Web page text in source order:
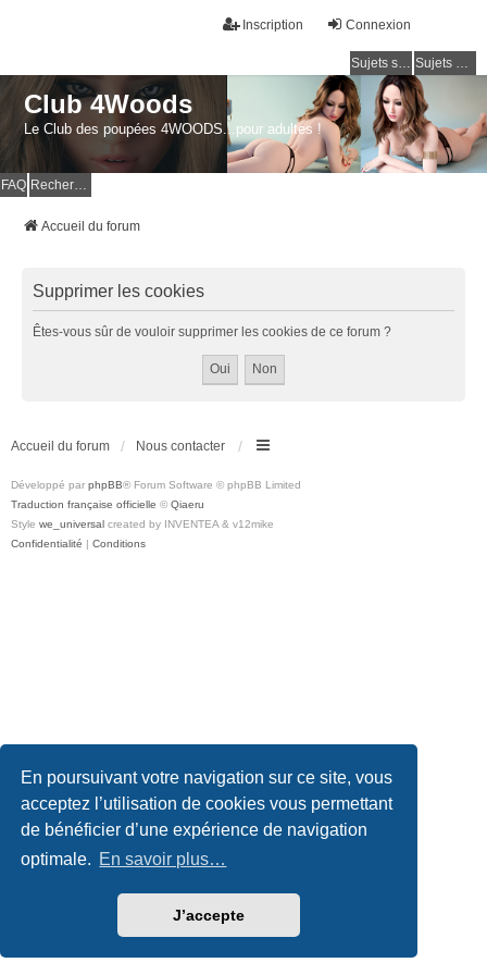
En poursuivant votre navigation sur ce site, vous
acceptez l’utilisation de cookies vous permettant
de bénéficier d’une expérience de navigation
optimale. En savoir plus…
J’accepte
Connexion
Inscription
Sujets sans réponse Sujets actifs
Club 4Woods
Le Club des poupées 4WOODS...pour adultes !
FAQ
Accueil du forum
Supprimer les cookies
Êtes-vous sûr de vouloir supprimer les cookies de ce forum ?
Accueil du forum Nous contacter
Développé par phpBB® Forum Software © phpBB Limited
Traduction française officielle © Qiaeru
Style we_universal created by INVENTEA & v12mike
Confidentialité | Conditions